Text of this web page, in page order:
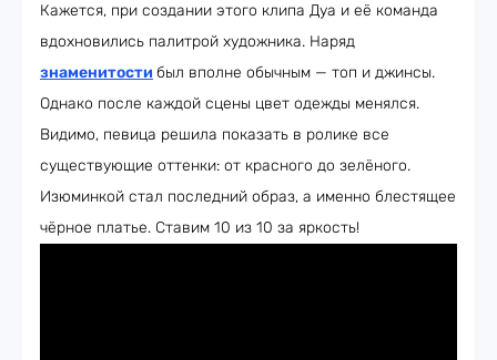
Кажется, при создании этого клипа Дуа и её команда
вдохновились палитрой художника. Наряд
знаменитости был вполне обычным — топ и джинсы.
Однако после каждой сцены цвет одежды менялся.
Видимо, певица решила показать в ролике все
существующие оттенки: от красного до зелёного.
Изюминкой стал последний образ, а именно блестящее
чёрное платье. Ставим 10 из 10 за яркость!